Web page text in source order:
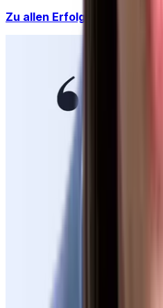
Zu allen Erfolgsgeschichten